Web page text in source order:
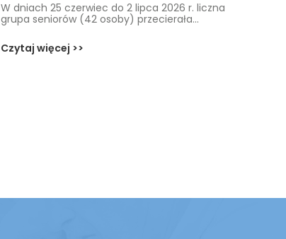
W dniach 25 czerwiec do 2 lipca 2026 r. liczna
grupa seniorów (42 osoby) przecierała...
Czytaj więcej >>